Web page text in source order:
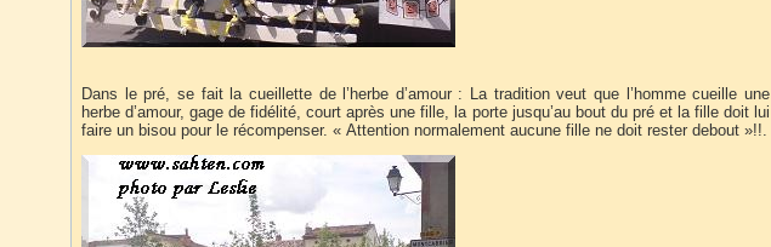
Dans le pré, se fait la cueillette de l’herbe d’amour : La tradition veut que l’homme cueille une
herbe d’amour, gage de fidélité, court après une fille, la porte jusqu’au bout du pré et la fille doit lui
faire un bisou pour le récompenser. « Attention normalement aucune fille ne doit rester debout »!!.